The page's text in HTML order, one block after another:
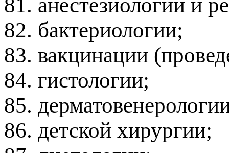
81. анестезиологии и
82. бактериологии;
83. вакцинации
84. гистологии;
85.
86. детской хирургии;